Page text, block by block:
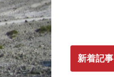
新着記事